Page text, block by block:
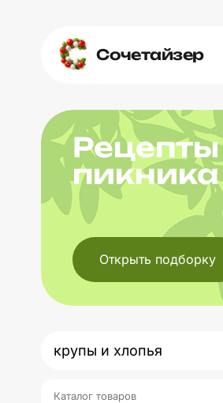
Сочетайзер
пикника
Открыть подборку
Каталог товаров